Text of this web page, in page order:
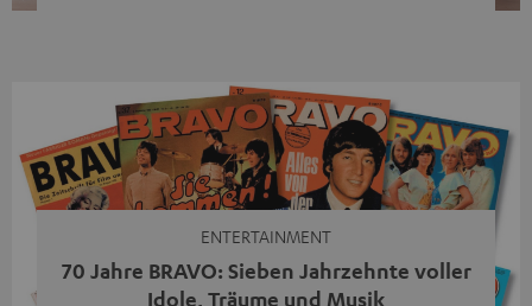
Streaming-System vereint hochwertige HiFi-Technik,
moderne Streaming-Funktionen und hohe Flexibilität in
einem einzigen Gerät – und zeigt, dass man für großen
Sound heute keine klassische HiFi-Anlage mehr braucht.
ENTERTAINMENT
70 Jahre BRAVO: Sieben Jahrzehnte voller
Idole, Träume und Musik